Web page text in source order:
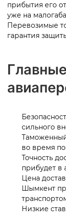
прибытия его
уже на
Перевозимые
гарантия
сильного
во время
Точность
прибудет в
Цена
Шымкент
Низкие